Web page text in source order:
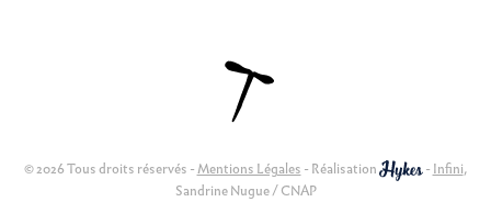
© 2026 Tous droits réservés -Mentions Légales - Réalisation - Infini,
Sandrine Nugue / CNAP